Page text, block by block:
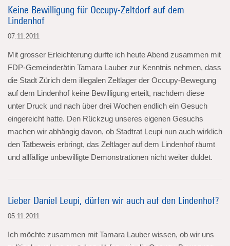
Keine Bewilligung für Occupy-Zeltdorf auf dem
Lindenhof
07.11.2011
Mit grosser Erleichterung durfte ich heute Abend zusammen mit
FDP-Gemeinderätin Tamara Lauber zur Kenntnis nehmen, dass
die Stadt Zürich dem illegalen Zeltlager der Occupy-Bewegung
auf dem Lindenhof keine Bewilligung erteilt, nachdem diese
unter Druck und nach über drei Wochen endlich ein Gesuch
eingereicht hatte. Den Rückzug unseres eigenen Gesuchs
machen wir abhängig davon, ob Stadtrat Leupi nun auch wirklich
den Tatbeweis erbringt, das Zeltlager auf dem Lindenhof räumt
und allfällige unbewilligte Demonstrationen nicht weiter duldet.
Lieber Daniel Leupi, dürfen wir auch auf den Lindenhof?
05.11.2011
Ich möchte zusammen mit Tamara Lauber wissen, ob wir uns